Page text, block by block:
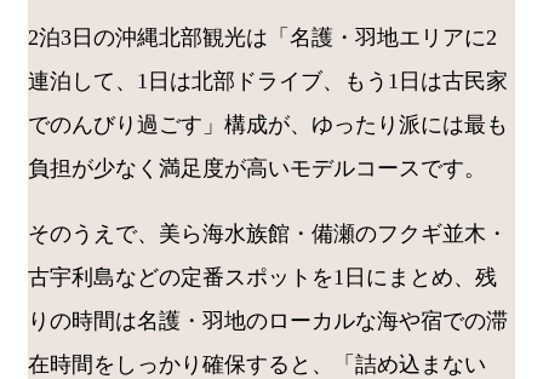
2泊3日の沖縄北部観光は「名護・羽地エリアに2
連泊して、1日は北部ドライブ、もう1日は古民家
でのんびり過ごす」構成が、ゆったり派には最も
負担が少なく満足度が高いモデルコースです。
そのうえで、美ら海水族館・備瀬のフクギ並木・
古宇利島などの定番スポットを1日にまとめ、残
りの時間は名護・羽地のローカルな海や宿での滞
在時間をしっかり確保すると、「詰め込まない